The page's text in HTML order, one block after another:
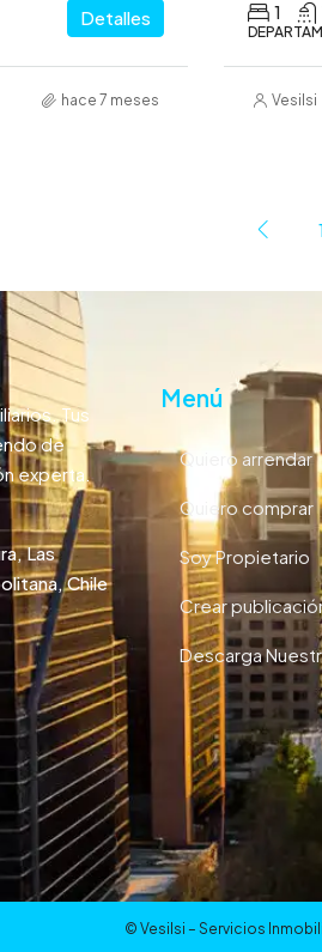
Detalles
hace 7 meses
1
Vesilsi
Tus
de
experta.
Las
Chile
Menú
Quiero arrendar
Quiero comprar
Soy Propietario
Crear
Descarga
© Vesilsi – Servicios